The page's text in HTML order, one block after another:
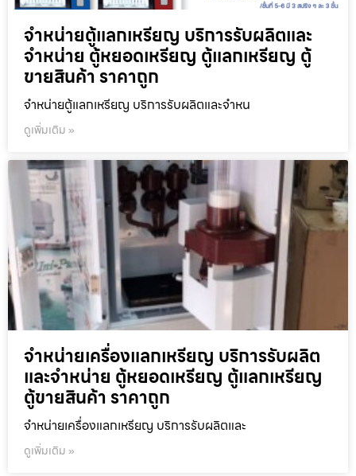
จำหน่ายตู้แลกเหรียญ บริการรับผลิตและ
จำหน่าย ตู้หยอดเหรียญ ตู้แลกเหรียญ ตู้
ขายสินค้า ราคาถูก
จำหน่ายตู้แลกเหรียญ บริการรับผลิตและจำหน
ดูเพิ่มเติม »
จำหน่ายเครื่องแลกเหรียญ บริการรับผลิต
และจำหน่าย ตู้หยอดเหรียญ ตู้แลกเหรียญ
ตู้ขายสินค้า ราคาถูก
จำหน่ายเครื่องแลกเหรียญ บริการรับผลิตและ
ดูเพิ่มเติม »